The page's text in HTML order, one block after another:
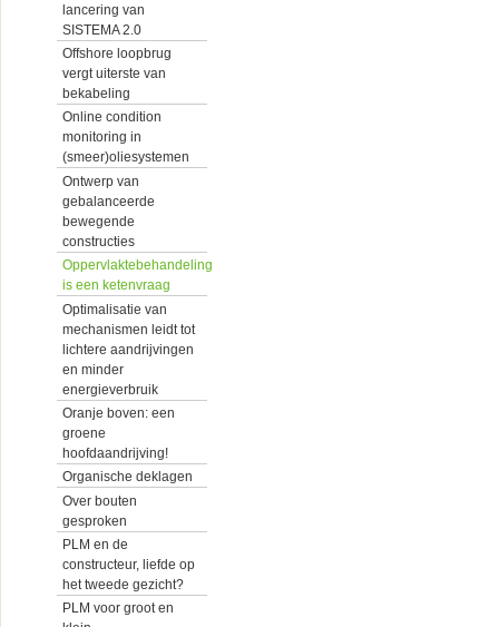
lancering van
SISTEMA 2.0
Offshore loopbrug
vergt uiterste van
bekabeling
Online condition
monitoring in
(smeer)oliesystemen
Ontwerp van
gebalanceerde
bewegende
constructies
Oppervlaktebehandeling
is een ketenvraag
Optimalisatie van
mechanismen leidt tot
lichtere aandrijvingen
en minder
energieverbruik
Oranje boven: een
groene
hoofdaandrijving!
Organische deklagen
Over bouten
gesproken
PLM en de
constructeur, liefde op
het tweede gezicht?
PLM voor groot en